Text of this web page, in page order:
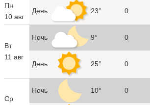
Пн
10 авг
День 23° 0
Вт
11 авг
Ночь 9° 0
День 25° 0
Ср
Ночь 10° 0